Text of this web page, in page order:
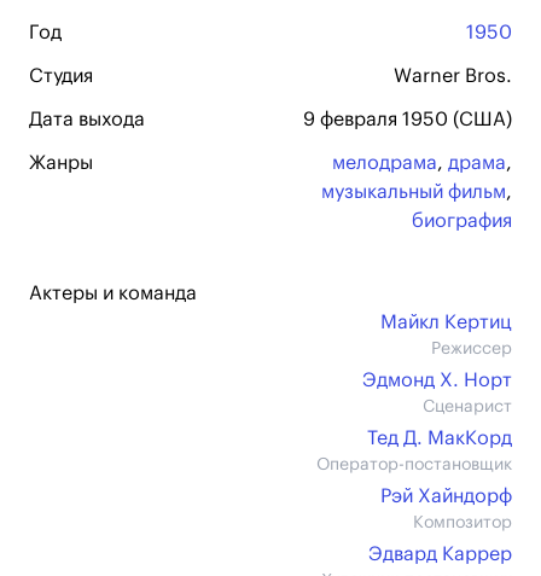
Год 1950
Студия Warner Bros.
Дата выхода 9 февраля 1950 (США)
Жанры мелодрама, драма,
музыкальный фильм,
биография
Актеры и команда
Майкл Кертиц
Режиссер
Эдмонд Х. Норт
Сценарист
Тед Д. МакКорд
Оператор-постановщик
Рэй Хайндорф
Композитор
Эдвард Каррер